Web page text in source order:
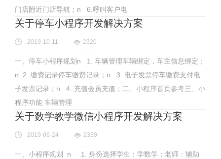
门店附近门店导航；n 6.呼叫客户电
关于停车小程序开发解决方案
2019-10-11 2320
一、停车小程序规划n 1. 车辆管理车辆绑定，车主信息绑定；
n 2. 缴费记录停车缴费记录；n 3. 电子发票停车缴费支付电
子发票记录；n 4. 充值会员充值；二、小程序首页参考三、小
程序功能 车辆管理
关于数学教学微信小程序开发解决方案
2019-06-24 2339
一、小程序规划 n 1. 身份选择学生：学数学；老师：辅助